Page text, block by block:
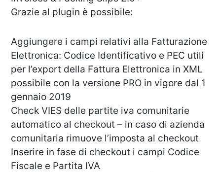
Grazie al plugin è possibile:
Aggiungere i campi relativi alla Fatturazione
Elettronica: Codice Identificativo e PEC utili
per l’export della Fattura Elettronica in XML
possibile con la versione PRO in vigore dal 1
gennaio 2019
Check VIES delle partite iva comunitarie
automatico al checkout – in caso di azienda
comunitaria rimuove l’imposta al checkout
Inserire in fase di checkout i campi Codice
Fiscale e Partita IVA